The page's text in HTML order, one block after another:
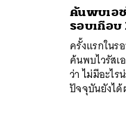
ค้นพบเอช
รอบเกือบ
ครั้งแรกใน
ค้นพบไวรัสเ
ว่า ไม่มีอะไ
ปัจจุบันยังไ